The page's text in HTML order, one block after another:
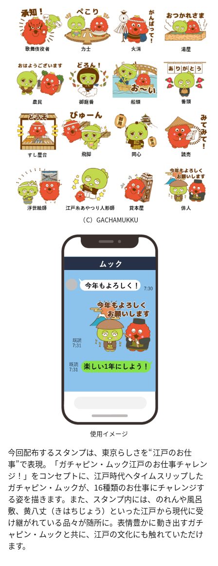
（C）GACHAMUKKU
使用イメージ
今回配布するスタンプは、東京らしさを“江戸のお仕
事”で表現。「ガチャピン・ムック江戸のお仕事チャレン
ジ！」をコンセプトに、江戸時代へタイムスリップした
ガチャピン・ムックが、16種類のお仕事にチャレンジす
る姿を描きます。また、スタンプ内には、のれんや風呂
敷、黄八丈（きはちじょう）といった江戸から現代に受
け継がれている品々が随所に。表情豊かに動き出すガチ
ャピン・ムックと共に、江戸の文化にも触れていただけ
ます。